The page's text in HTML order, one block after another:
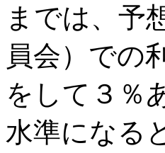
までは、予
員会）での
をして３％
水準になる